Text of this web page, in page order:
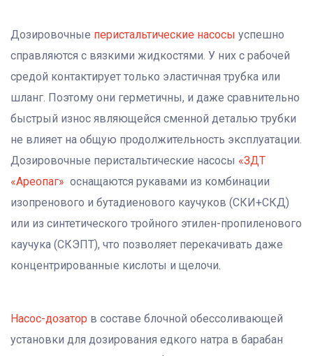
Дозировочные перистальтические насосы успешно
справляются с вязкими жидкостями. У них с рабочей
средой контактирует только эластичная трубка или
шланг. Поэтому они герметичны, и даже сравнительно
быстрый износ являющейся сменной деталью трубки
не влияет на общую продолжительность эксплуатации.
Дозировочные перистальтические насосы «ЗДТ
«Ареопаг» оснащаются рукавами из комбинации
изопренового и бутадиенового каучуков (СКИ+СКД)
или из синтетического тройного этилен-пропиленового
каучука (СКЭПТ), что позволяет перекачивать даже
концентрированные кислоты и щелочи.
Насос-дозатор в составе блочной обессоливающей
установки для дозирования едкого натра в барабан